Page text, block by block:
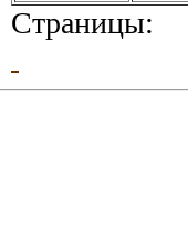
Страницы: